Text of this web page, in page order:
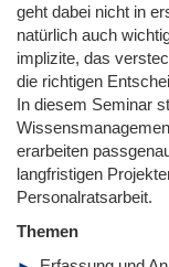
geht dabei nicht in
natürlich auch
implizite, das
die richtigen
In diesem Seminar
erarbeiten
langfristigen
Personalratsarbeit.
Themen